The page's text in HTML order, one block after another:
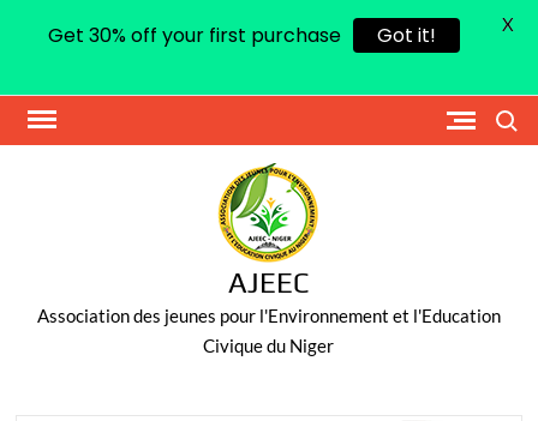
AJEEC
Association des jeunes pour l'Environnement et l'Education
Civique du Niger
Get 30% off your first purchase Got it! X